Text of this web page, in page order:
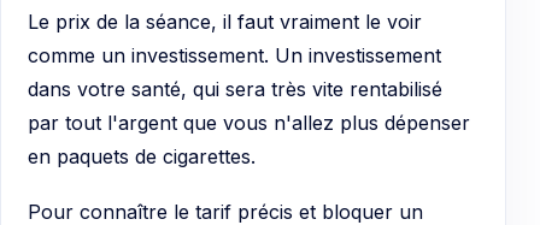
Le prix de la séance, il faut vraiment le voir
comme un investissement. Un investissement
dans votre santé, qui sera très vite rentabilisé
par tout l'argent que vous n'allez plus dépenser
en paquets de cigarettes.
Pour connaître le tarif précis et bloquer un